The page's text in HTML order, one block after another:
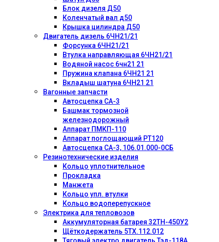
Блок дизеля Д50
Коленчатый вал д50
Крышка цилиндра Д50
Двигатель дизель 6ЧН21/21
Форсунка 6ЧН21/21
Втулка направляющая 6ЧН21/21
Водяной насос 6чн21 21
Пружина клапана 6ЧН21 21
Вкладыш шатуна 6ЧН21 21
Вагонные запчасти
Автосцепка СА-3
Башмак тормозной
железнодорожный
Аппарат ПМКП-110
Аппарат поглощающий РТ120
Автосцепка СА-3, 106.01.000-0СБ
Резинотехнические изделия
Кольцо уплотнительное
Прокладка
Манжета
Кольцо упл. втулки
Кольцо водоперепускное
Электрика для тепловозов
Аккумуляторная батарея 32ТН-450У2
Щёткодержатель 5ТХ.112.012